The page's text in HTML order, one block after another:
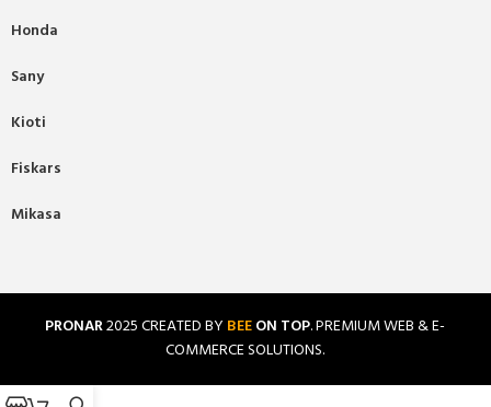
Honda
Sany
Kioti
Fiskars
Mikasa
PRONAR2025 CREATED BY BEEON TOP. PREMIUM WEB & E-
COMMERCE SOLUTIONS.